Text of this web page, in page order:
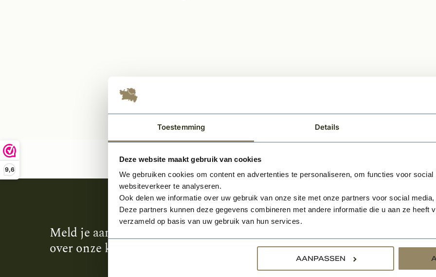
Toestemming Details
Deze website maakt gebruik van cookies
We gebruiken cookies om content en advertenties te personaliseren, om functies voor
websiteverkeer te analyseren.
Ook delen we informatie over uw gebruik van onze site met onze partners voor social
Deze partners kunnen deze gegevens combineren met andere informatie die u aan ze heeft
verzameld op basis van uw gebruik van hun services.
AANPASSEN
9,6
Meld je aan en ontvang het laatste nieuws
over onze kempische bouwstijl!
Aanmelden voor de